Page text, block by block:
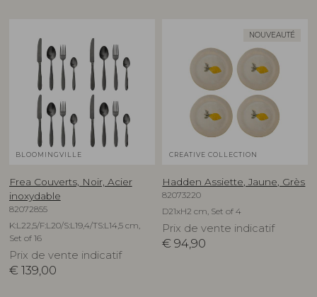
BLOOMINGVILLE
Frea Couverts, Noir, Acier
inoxydable
82072855
K:L22,5/F:L20/S:L19,4/TS:L14,5 cm,
Set of 16
Prix de vente indicatif
€ 139,00
NOUVEAUTÉ
CREATIVE COLLECTION
Hadden Assiette, Jaune, Grès
82073220
D21xH2 cm, Set of 4
Prix de vente indicatif
€ 94,90